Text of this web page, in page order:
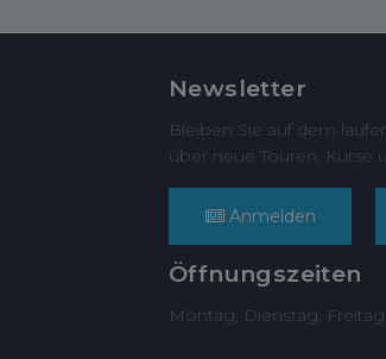
Newsletter
Bleiben Sie auf dem
über neue Touren, Kurse
Anmelden
Öffnungszeiten
Montag, Dienstag,